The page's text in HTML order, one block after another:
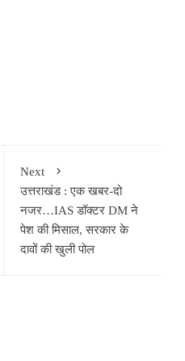
Next
उत्तराखंड : एक खबर-दो
नजर…IAS डॉक्टर DM ने
पेश की मिसाल, सरकार के
दावों की खुली पोल